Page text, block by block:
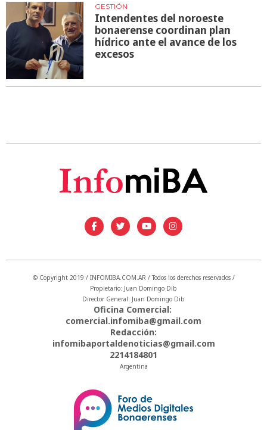
GESTIÓN
Intendentes del noroeste
bonaerense coordinan plan
hídrico ante el avance de los
excesos
© Copyright 2019 / INFOMIBA.COM.AR / Todos los derechos reservados /
Propietario: Juan Domingo Dib
Director General: Juan Domingo Dib
Oficina Comercial:
comercial.infomiba@gmail.com
Redacción:
infomibaportaldenoticias@gmail.com
2214184801
Argentina